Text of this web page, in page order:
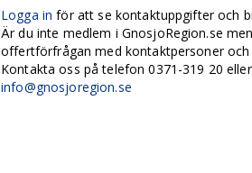
Logga in för att se kontaktuppgifter och
Är du inte medlem i GnosjoRegion.se
offertförfrågan med kontaktpersoner och
Kontakta oss på telefon 0371-319 20
info@gnosjoregion.se